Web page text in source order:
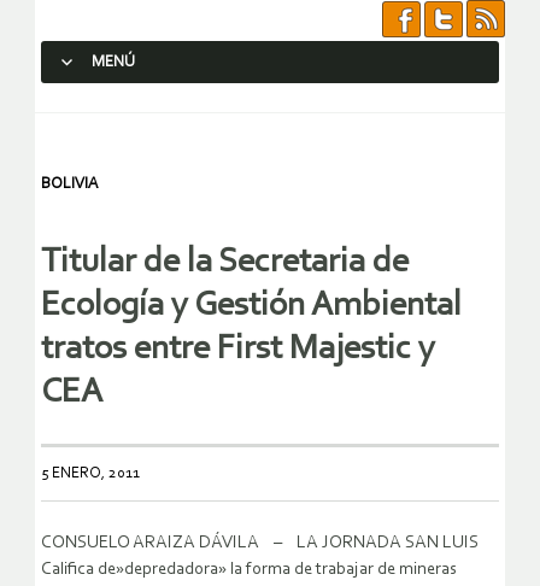
MENÚ
BOLIVIA
Titular de la Secretaria de
Ecología y Gestión Ambiental
tratos entre First Majestic y
CEA
5 ENERO, 2011
CONSUELO ARAIZA DÁVILA – LA JORNADA SAN LUIS
Califica de»depredadora» la forma de trabajar de mineras